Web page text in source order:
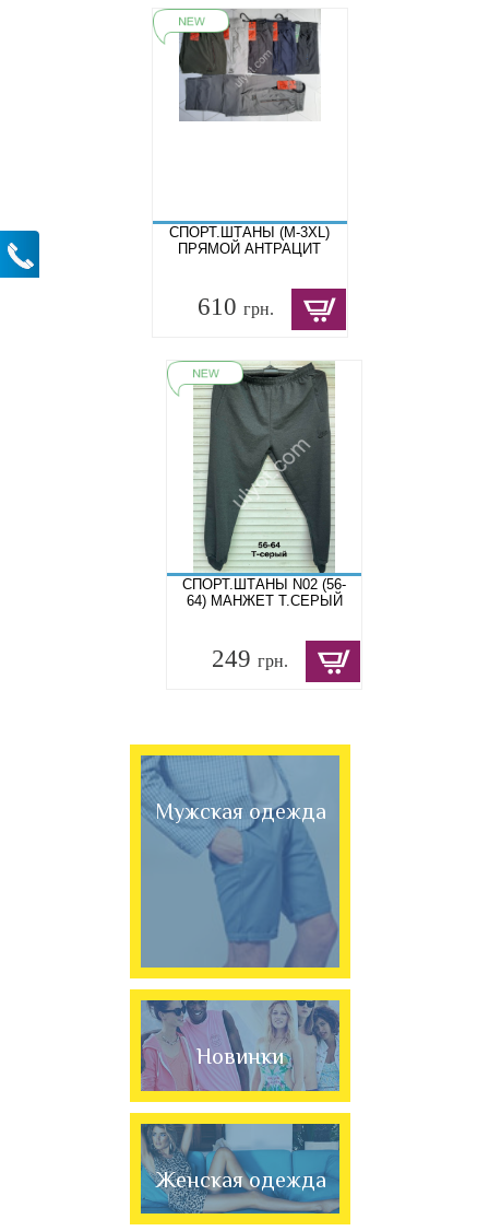
СПОРТ.ШТАНЫ (M-3XL)
ПРЯМОЙ АНТРАЦИТ
610 грн.
СПОРТ.ШТАНЫ N02 (56-
64) МАНЖЕТ Т.СЕРЫЙ
249 грн.
Мужская одежда
Новинки
Женская одежда